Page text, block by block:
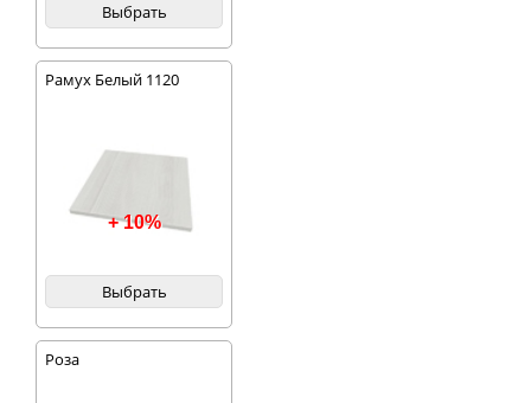
Выбрать
Рамух Белый 1120
+ 10%
Выбрать
Роза